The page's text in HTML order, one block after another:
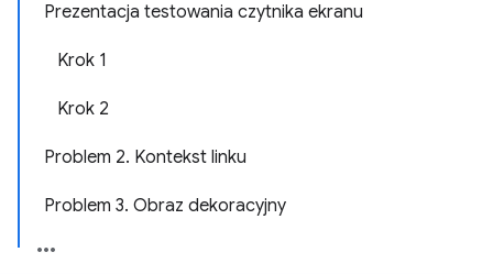
Prezentacja testowania czytnika ekranu
Krok 1
Krok 2
Problem 2. Kontekst linku
Problem 3. Obraz dekoracyjny